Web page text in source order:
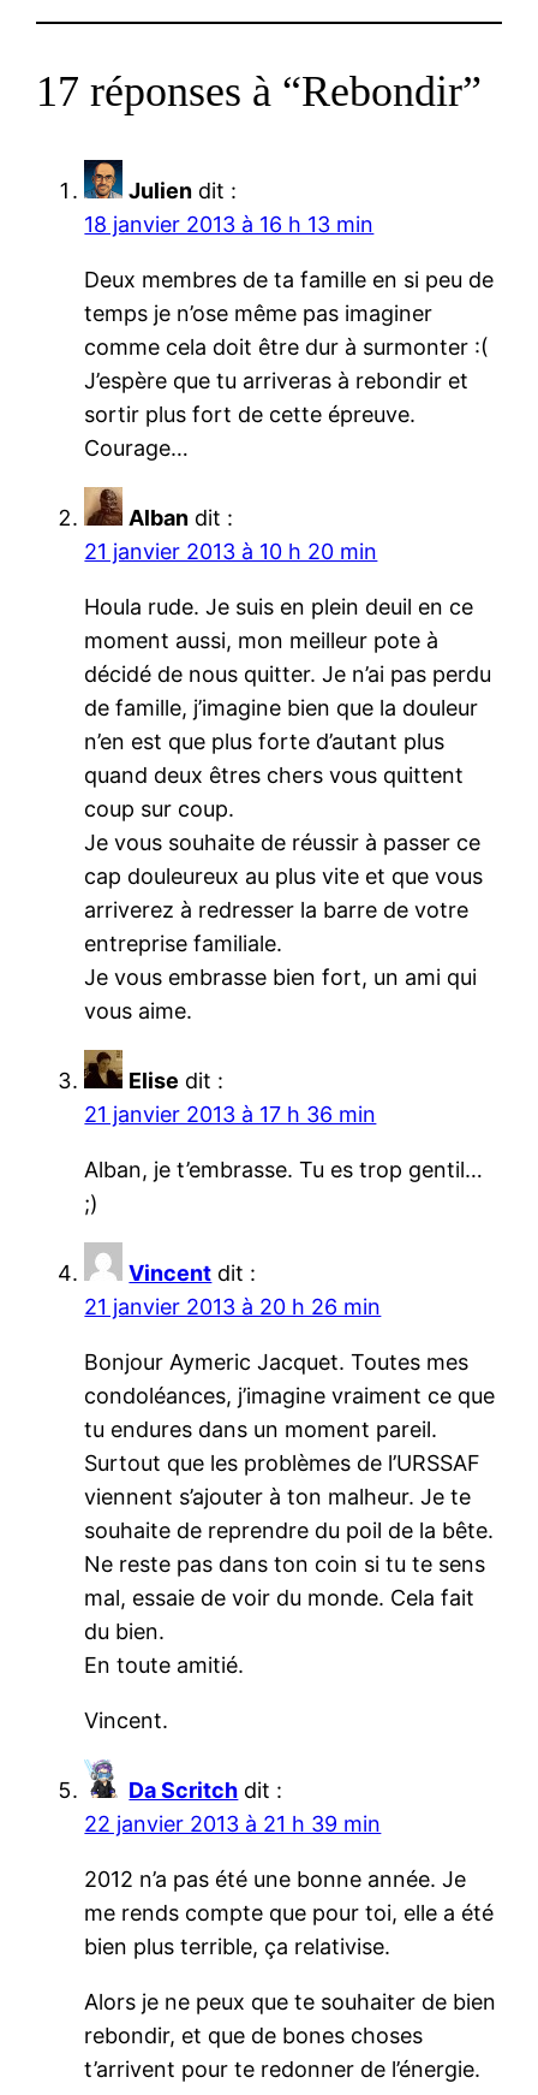
17 réponses à “Rebondir”
Julien dit :
18 janvier 2013 à 16 h 13 min
Deux membres de ta famille en si peu de
temps je n’ose même pas imaginer
comme cela doit être dur à surmonter :(
J’espère que tu arriveras à rebondir et
sortir plus fort de cette épreuve.
Courage…
Alban dit :
21 janvier 2013 à 10 h 20 min
Houla rude. Je suis en plein deuil en ce
moment aussi, mon meilleur pote à
décidé de nous quitter. Je n’ai pas perdu
de famille, j’imagine bien que la douleur
n’en est que plus forte d’autant plus
quand deux êtres chers vous quittent
coup sur coup.
Je vous souhaite de réussir à passer ce
cap douleureux au plus vite et que vous
arriverez à redresser la barre de votre
entreprise familiale.
Je vous embrasse bien fort, un ami qui
vous aime.
Elise dit :
21 janvier 2013 à 17 h 36 min
Alban, je t’embrasse. Tu es trop gentil…
;)
Vincent dit :
21 janvier 2013 à 20 h 26 min
Bonjour Aymeric Jacquet. Toutes mes
condoléances, j’imagine vraiment ce que
tu endures dans un moment pareil.
Surtout que les problèmes de l’URSSAF
viennent s’ajouter à ton malheur. Je te
souhaite de reprendre du poil de la bête.
Ne reste pas dans ton coin si tu te sens
mal, essaie de voir du monde. Cela fait
du bien.
En toute amitié.
Vincent.
Da Scritch dit :
22 janvier 2013 à 21 h 39 min
2012 n’a pas été une bonne année. Je
me rends compte que pour toi, elle a été
bien plus terrible, ça relativise.
Alors je ne peux que te souhaiter de bien
rebondir, et que de bones choses
t’arrivent pour te redonner de l’énergie.